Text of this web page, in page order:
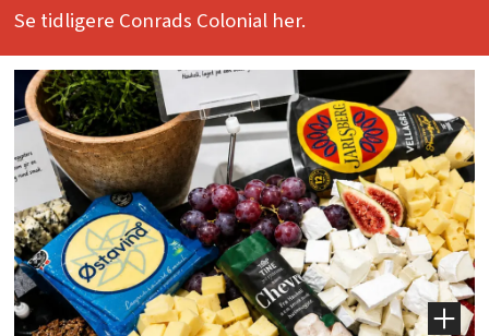
Se tidligere Conrads Colonial her.